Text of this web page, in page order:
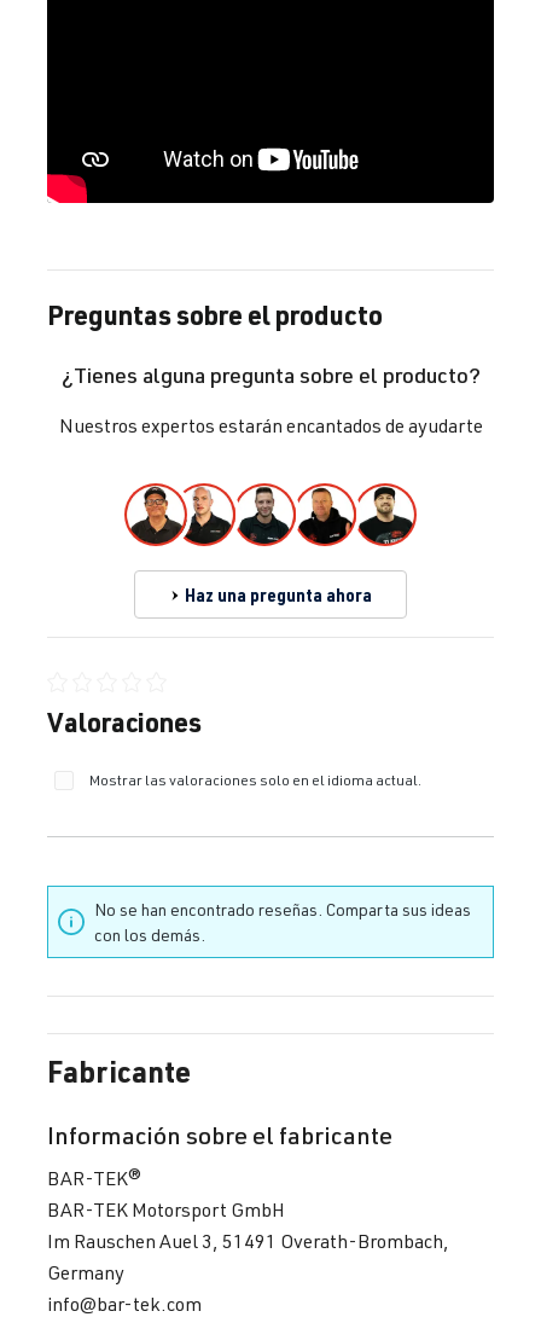
Preguntas sobre el producto
¿Tienes alguna pregunta sobre el producto?
Nuestros expertos estarán encantados de ayudarte
Haz una pregunta ahora
Calificación promedio de 0 de 5 estrellas
Valoraciones
Mostrar las valoraciones solo en el idioma actual.
No se han encontrado reseñas. Comparta sus ideas
con los demás.
Fabricante
Información sobre el fabricante
BAR-TEK®
BAR-TEK Motorsport GmbH
Im Rauschen Auel 3, 51491 Overath-Brombach,
Germany
info@bar-tek.com